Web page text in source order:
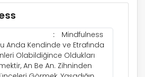
Mindfulness
Anda Kendinde ve Etrafında
Olabildiğince Oldukları
An Be An. Zihninden